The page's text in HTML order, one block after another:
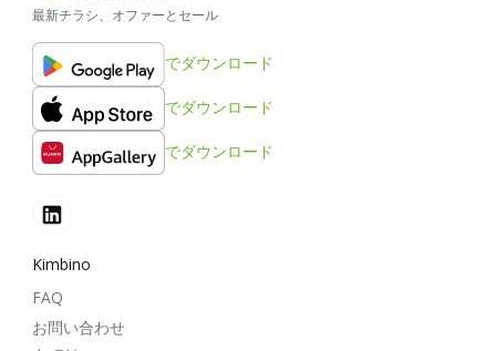
最新チラシ、オファーとセール
でダウンロード
でダウンロード
でダウンロード
Kimbino
FAQ
お問い合わせ